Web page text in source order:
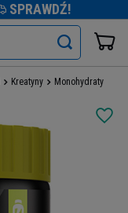
SPRAWDŹ!
Kreatyny Monohydraty